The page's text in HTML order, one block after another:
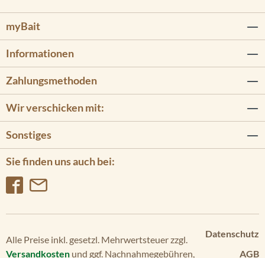
myBait
Informationen
Sie finden uns auch bei:
Zahlungsmethoden
Wir verschicken mit:
Sonstiges
Datenschutz
AGB
Alle Preise inkl. gesetzl. Mehrwertsteuer zzgl.
Versandkosten und ggf. Nachnahmegebühren,